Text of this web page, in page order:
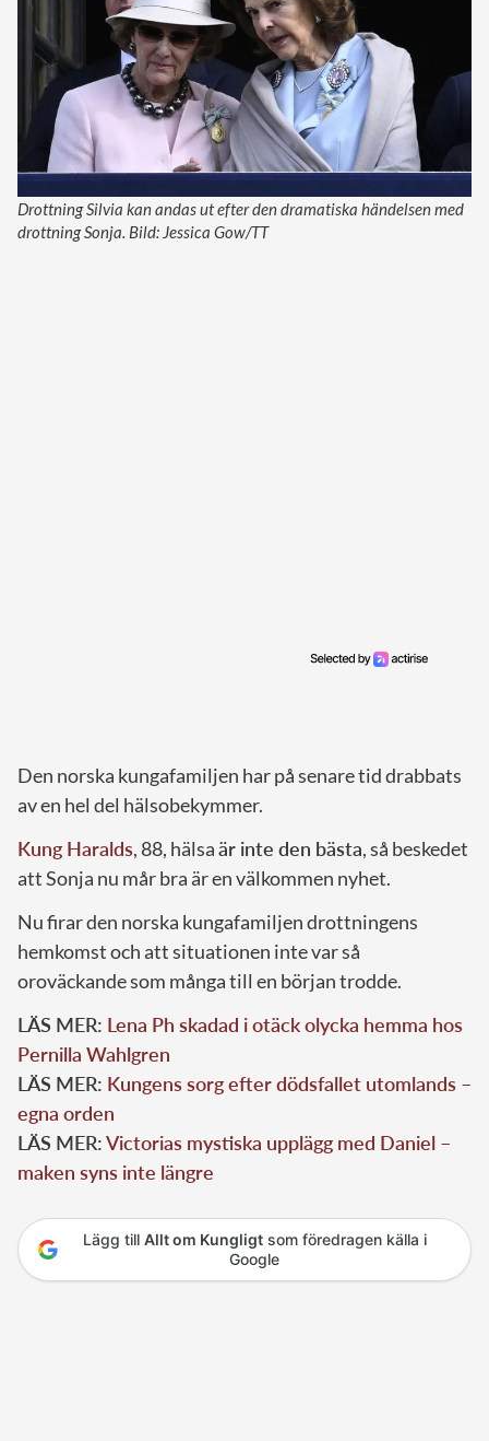
Drottning Silvia kan andas ut efter den dramatiska händelsen med
drottning Sonja. Bild: Jessica Gow/TT
Den norska kungafamiljen har på senare tid drabbats
av en hel del hälsobekymmer.
Kung Haralds, 88, hälsaär inte den bästa, så beskedet
att Sonja nu mår bra är en välkommen nyhet.
Nu firar den norska kungafamiljen drottningens
hemkomst och att situationen inte var så
oroväckande som många till en början trodde.
LÄS MER: Lena Ph skadad i otäck olycka hemma hos
Pernilla Wahlgren
LÄS MER: Kungens sorg efter dödsfallet utomlands –
egna orden
LÄS MER:Victorias mystiska upplägg med Daniel –
maken syns inte längre
Lägg till Allt om Kungligtsom föredragen källa i
Google